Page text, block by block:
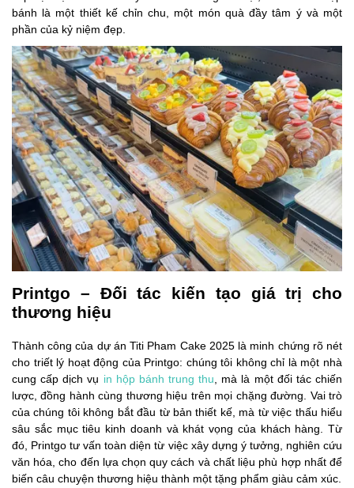
bánh là một thiết kế chỉn chu, một món quà đầy tâm ý và một
phần của kỷ niệm đẹp.
Printgo – Đối tác kiến tạo giá trị cho
thương hiệu
Thành công của dự án Titi Pham Cake 2025 là minh chứng rõ nét
cho triết lý hoạt động của Printgo: chúng tôi không chỉ là một nhà
cung cấp dịch vụ in hộp bánh trung thu , mà là một đối tác chiến
lược, đồng hành cùng thương hiệu trên mọi chặng đường. Vai trò
của chúng tôi không bắt đầu từ bản thiết kế, mà từ việc thấu hiểu
sâu sắc mục tiêu kinh doanh và khát vọng của khách hàng. Từ
đó, Printgo tư vấn toàn diện từ việc xây dựng ý tưởng, nghiên cứu
văn hóa, cho đến lựa chọn quy cách và chất liệu phù hợp nhất để
biến câu chuyện thương hiệu thành một tặng phẩm giàu cảm xúc.